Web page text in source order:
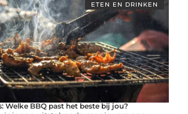
ETEN EN DRINKEN
Welke BBQ past het beste bij jou?